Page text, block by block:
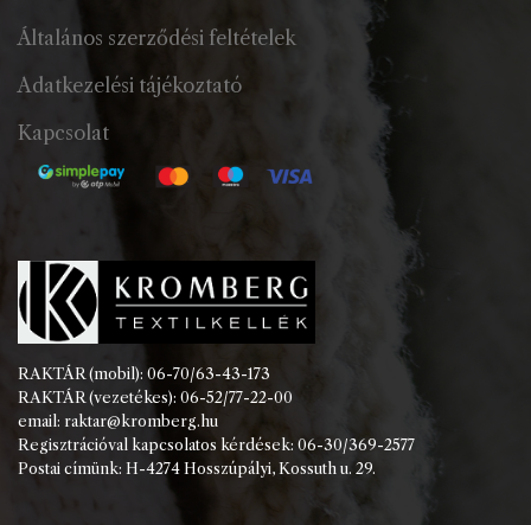
Általános szerződési feltételek
Adatkezelési tájékoztató
Kapcsolat
RAKTÁR (mobil): 06-70/63-43-173
RAKTÁR (vezetékes): 06-52/77-22-00
email: raktar@kromberg.hu
Regisztrációval kapcsolatos kérdések: 06-30/369-2577
Postai címünk: H-4274 Hosszúpályi, Kossuth u. 29.